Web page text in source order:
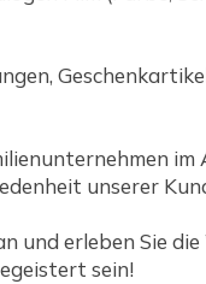
im
unserer
und erleben Sie
sein!